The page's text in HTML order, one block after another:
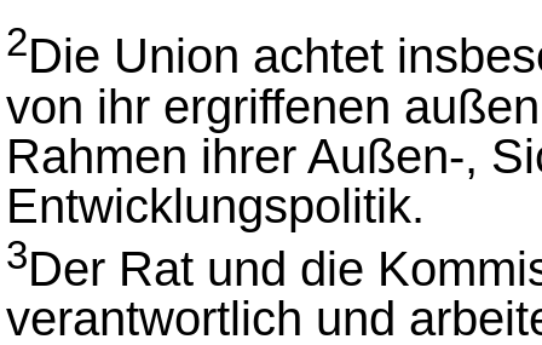
2Die Union achtet
von ihr ergriffenen
Rahmen ihrer Außen-,
Entwicklungspolitik.
3Der Rat und die
verantwortlich und